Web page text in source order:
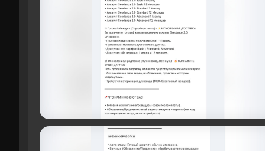
не может решить проблему, к обсуждению
В нашем случае служба поддержки ответила
попросила подождать ещё 6 часов. Спустя
за купленную игру.
Способы оплаты и